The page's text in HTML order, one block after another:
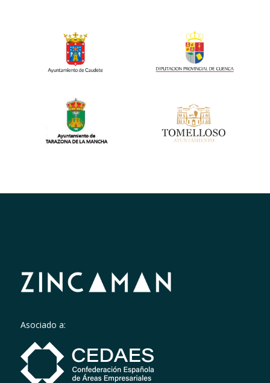
Asociado a: